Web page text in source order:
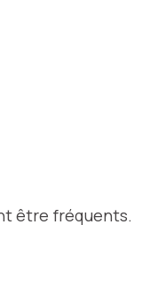
être fréquents.